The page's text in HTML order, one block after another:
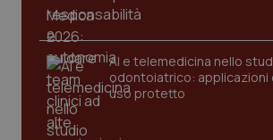
AI e telemedicina nello
odontoiatrico: applicazioni
uso protetto